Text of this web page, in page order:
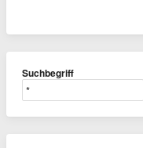
Suchbegriff